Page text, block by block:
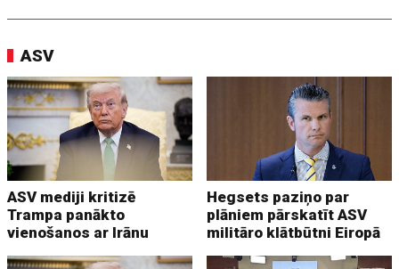
ASV
ASV mediji kritizē
Trampa panākto
vienošanos ar Irānu
Hegsets paziņo par
plāniem pārskatīt ASV
militāro klātbūtni Eiropā